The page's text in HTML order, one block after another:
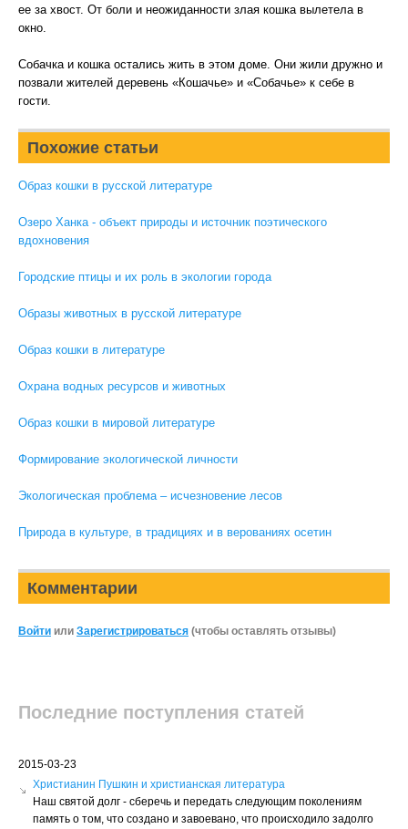
ее за хвост. От боли и неожиданности злая кошка вылетела в
окно.
Собачка и кошка остались жить в этом доме. Они жили дружно и
позвали жителей деревень «Кошачье» и «Собачье» к себе в
гости.
Похожие статьи
Образ кошки в русской литературе
Озеро Ханка - объект природы и источник поэтического
вдохновения
Городские птицы и их роль в экологии города
Образы животных в русской литературе
Образ кошки в литературе
Охрана водных ресурсов и животных
Образ кошки в мировой литературе
Формирование экологической личности
Экологическая проблема – исчезновение лесов
Природа в культуре, в традициях и в верованиях осетин
Комментарии
Войти или Зарегистрироваться (чтобы оставлять отзывы)
Последние поступления статей
2015-03-23
Христианин Пушкин и христианская литература
Наш святой долг - сберечь и передать следующим поколениям
память о том, что создано и завоевано, что происходило задолго